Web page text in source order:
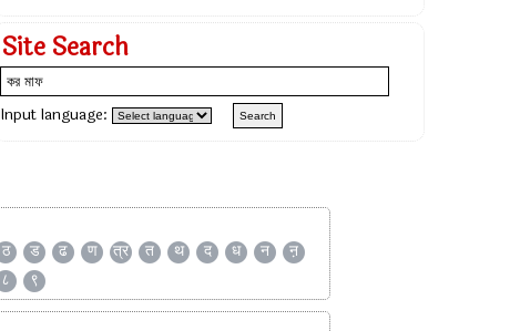
Site Search
Input language:
ठ ड ढ ण त्र त थ द ध न
ऩ
८ ९